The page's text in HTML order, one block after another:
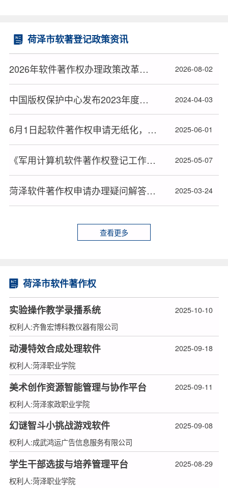
荷泽市软著登记政策资讯
2026年软件著作权办理政策改革后菏泽市企业顺利拿证全流程指南 2026-08-02
中国版权保护中心发布2023年度十大著作权人候选人名单 2024-04-03
6月1日起软件著作权申请无纸化，材料审查或更严格 2025-06-01
《军用计算机软件著作权登记工作暂行办法》全文发布 2025-05-07
菏泽软件著作权申请办理疑问解答精编 2025-03-24
查看更多
荷泽市软件著作权
实验操作教学录播系统
2025-10-10
权利人:齐鲁宏博科教仪器有限公司
动漫特效合成处理软件
2025-09-18
权利人:菏泽职业学院
美术创作资源智能管理与协作平台
2025-09-11
权利人:菏泽家政职业学院
幻谜智斗小挑战游戏软件
2025-09-08
权利人:成武鸿运广告信息服务有限公司
学生干部选拔与培养管理平台
2025-08-29
权利人:菏泽职业学院